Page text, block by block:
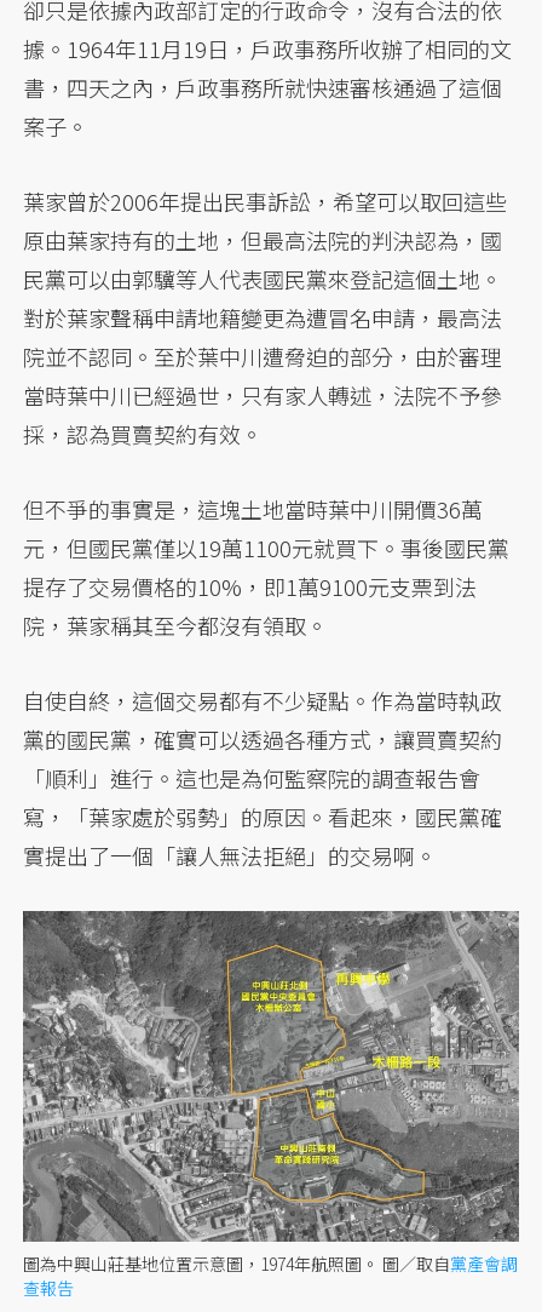
卻只是依據內政部訂定的行政命令，沒有合法的依
據。1964年11月19日，戶政事務所收辦了相同的文
書，四天之內，戶政事務所就快速審核通過了這個
案子。
葉家曾於2006年提出民事訴訟，希望可以取回這些
原由葉家持有的土地，但最高法院的判決認為，國
民黨可以由郭驥等人代表國民黨來登記這個土地。
對於葉家聲稱申請地籍變更為遭冒名申請，最高法
院並不認同。至於葉中川遭脅迫的部分，由於審理
當時葉中川已經過世，只有家人轉述，法院不予參
採，認為買賣契約有效。
但不爭的事實是，這塊土地當時葉中川開價36萬
元，但國民黨僅以19萬1100元就買下。事後國民黨
提存了交易價格的10%，即1萬9100元支票到法
院，葉家稱其至今都沒有領取。
自使自終，這個交易都有不少疑點。作為當時執政
黨的國民黨，確實可以透過各種方式，讓買賣契約
「順利」進行。這也是為何監察院的調查報告會
寫，「葉家處於弱勢」的原因。看起來，國民黨確
實提出了一個「讓人無法拒絕」的交易啊。
圖為中興山莊基地位置示意圖，1974年航照圖。 圖／取自黨產會調
查報告